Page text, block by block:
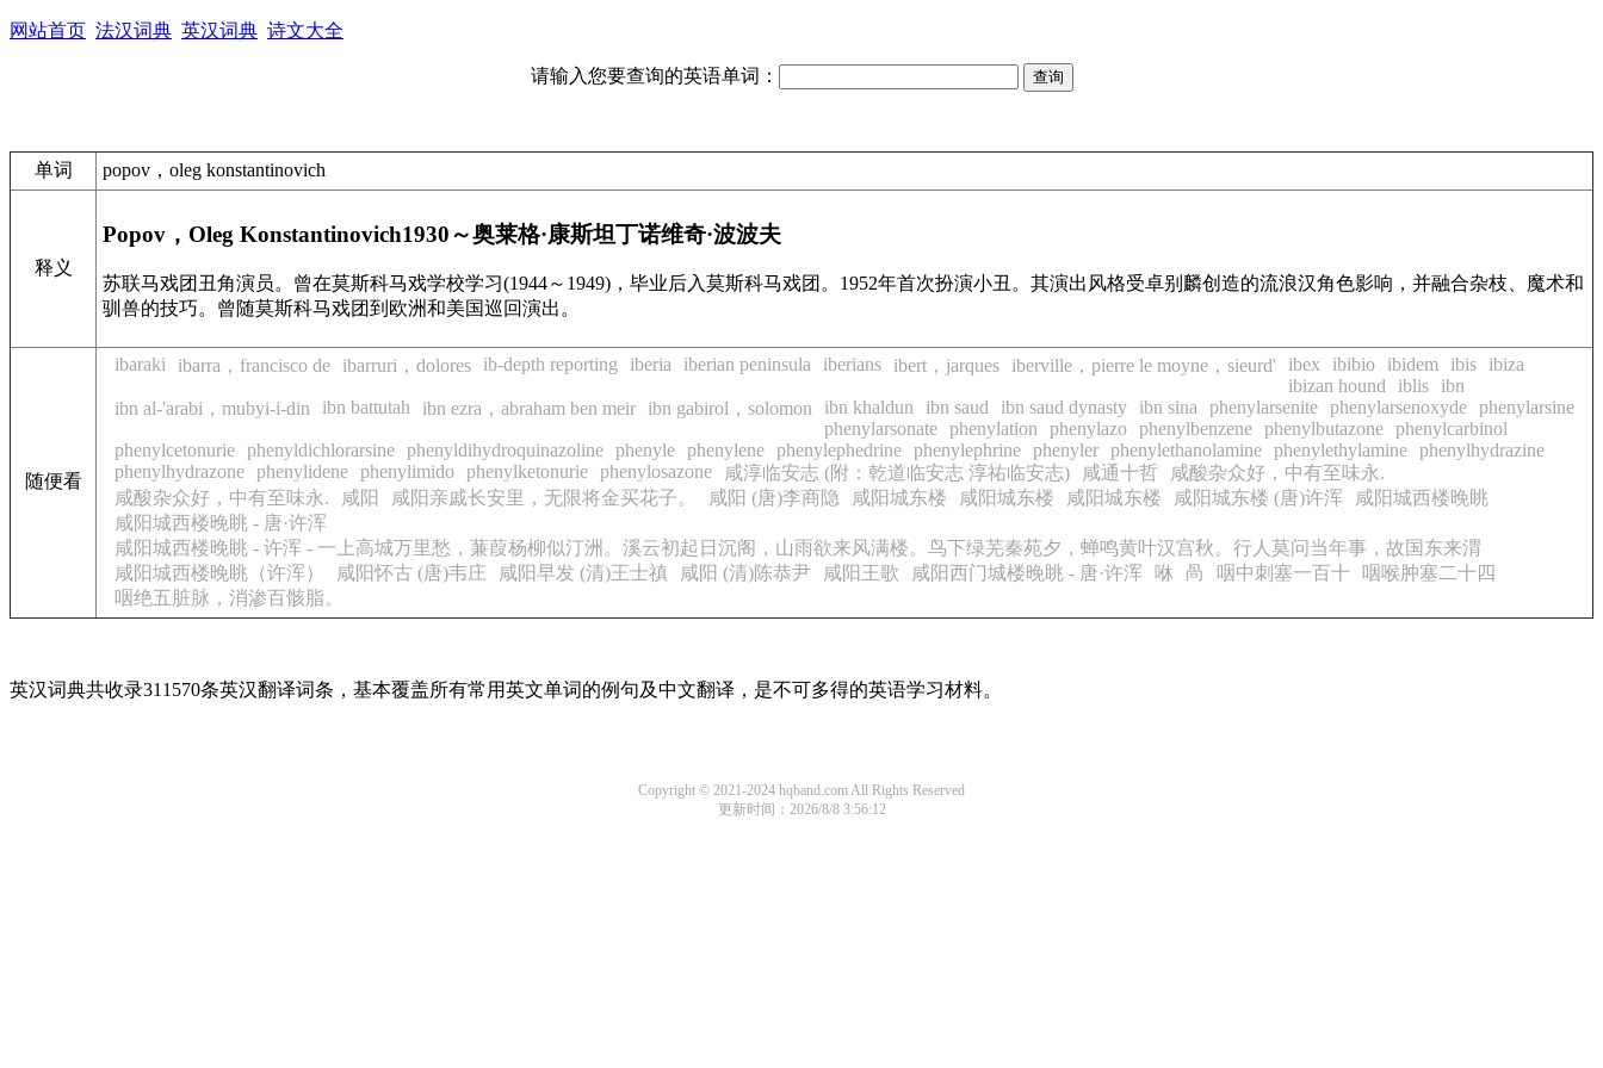
网站首页 法汉词典 英汉词典 诗文大全
请输入您要查询的英语单词：
单词 popov，oleg konstantinovich
释义
Popov，Oleg Konstantinovich1930～奥莱格·康斯坦丁诺维奇·波波夫
苏联马戏团丑角演员。曾在莫斯科马戏学校学习(1944～1949)，毕业后入莫斯科马戏团。1952年首次扮演小丑。其演出风格受卓别麟创造的流浪汉角色影响，并融合杂枝、魔术和
驯兽的技巧。曾随莫斯科马戏团到欧洲和美国巡回演出。
随便看
ibaraki ibarra，francisco de ibarruri，dolores ib-depth reporting iberia iberian peninsula iberians ibert，jarques iberville，pierre le moyne，sieurd' ibex ibibio ibidem ibis
ibiza
ibizan hound
iblis
ibn
ibn al-'arabi，mubyi-i-din
ibn battutah ibn ezra，abraham ben meir ibn gabirol，solomon ibn khaldun ibn saud ibn saud dynasty ibn sina phenylarsenite phenylarsenoxyde phenylarsine
phenylarsonate phenylation phenylazo phenylbenzene phenylbutazone phenylcarbinol
phenylcetonurie phenyldichlorarsine phenyldihydroquinazoline phenyle phenylene phenylephedrine phenylephrine phenyler phenylethanolamine phenylethylamine phenylhydrazine
phenylhydrazone phenylidene phenylimido phenylketonurie phenylosazone 咸淳临安志 (附：乾道临安志 淳祐临安志) 咸通十哲
咸酸杂众好，中有至味永.
咸酸杂众好，中有至味永.
咸阳 咸阳亲戚长安里，无限将金买花子。 咸阳 (唐)李商隐 咸阳城东楼 咸阳城东楼 咸阳城东楼 咸阳城东楼 (唐)许浑
咸阳城西楼晚眺
咸阳城西楼晚眺 - 唐·许浑
咸阳城西楼晚眺 - 许浑 - 一上高城万里愁，蒹葭杨柳似汀洲。溪云初起日沉阁，山雨欲来风满楼。鸟下绿芜秦苑夕，蝉鸣黄叶汉宫秋。行人莫问当年事，故国东来渭
咸阳城西楼晚眺（许浑）
咸阳怀古 (唐)韦庄 咸阳早发 (清)王士禛 咸阳 (清)陈恭尹 咸阳王歌 咸阳西门城楼晚眺 - 唐·许浑 咻 咼 咽中刺塞一百十
咽喉肿塞二十四
咽绝五脏脉，消渗百骸脂。
英汉词典共收录311570条英汉翻译词条，基本覆盖所有常用英文单词的例句及中文翻译，是不可多得的英语学习材料。
Copyright © 2021-2024 hqband.com All Rights Reserved
更新时间：2026/8/8 3:56:12